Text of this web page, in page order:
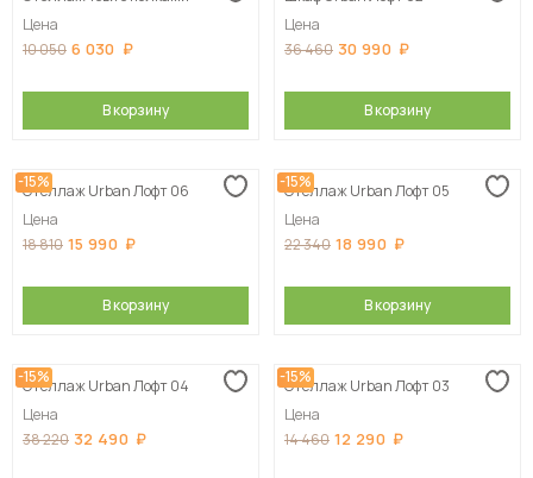
Цена
10 050 6 030
В корзину
Цена
36 460 30 990
В корзину
-15%
Стеллаж Urban Лофт 06
Цена
18 810 15 990
В корзину
-15%
Стеллаж Urban Лофт 05
Цена
22 340 18 990
В корзину
-15%
Стеллаж Urban Лофт 04
Цена
38 220 32 490
-15%
Стеллаж Urban Лофт 03
Цена
14 460 12 290